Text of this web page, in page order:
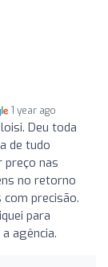
1 year ago
Deu toda
de tudo
preço nas
no retorno
precisão.
para
agência.